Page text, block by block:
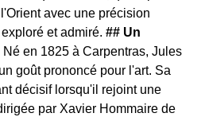
avec une précision
et admiré.## Un
Né en 1825 à Carpentras, Jules
goût prononcé pour l'art. Sa
décisif lorsqu'il rejoint une
par Xavier Hommaire de